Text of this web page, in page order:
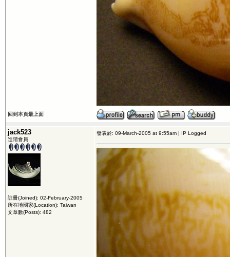
回到本頁最上面
jack523
進階會員
註冊(Joined): 02-February-2005
所在地國家(Location): Taiwan
文章數(Posts): 482
發表於: 09-March-2005 at 9:55am | IP Logged